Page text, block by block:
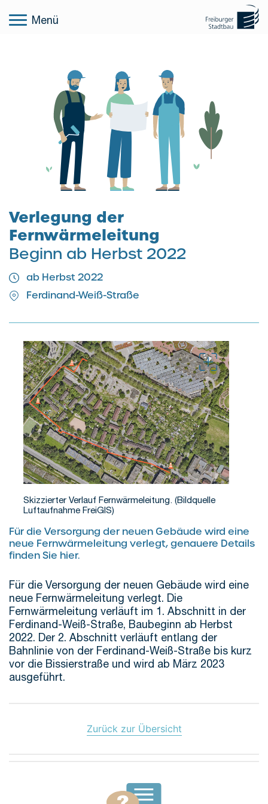
Menü
Verlegung der
Fernwärmeleitung
Beginn ab Herbst 2022
ab Herbst 2022
Ferdinand-Weiß-Straße
Für die Versorgung der neuen Gebäude wird eine
neue Fernwärmeleitung verlegt, genauere Details
finden Sie hier.
Für die Versorgung der neuen Gebäude wird eine
neue Fernwärmeleitung verlegt. Die
Fernwärmeleitung verläuft im 1. Abschnitt in der
Ferdinand-Weiß-Straße, Baubeginn ab Herbst
2022. Der 2. Abschnitt verläuft entlang der
Bahnlinie von der Ferdinand-Weiß-Straße bis kurz
vor die Bissierstraße und wird ab März 2023
ausgeführt.
Skizzierter Verlauf Fernwärmeleitung. (Bildquelle
Luftaufnahme FreiGIS)
Zurück zur Übersicht